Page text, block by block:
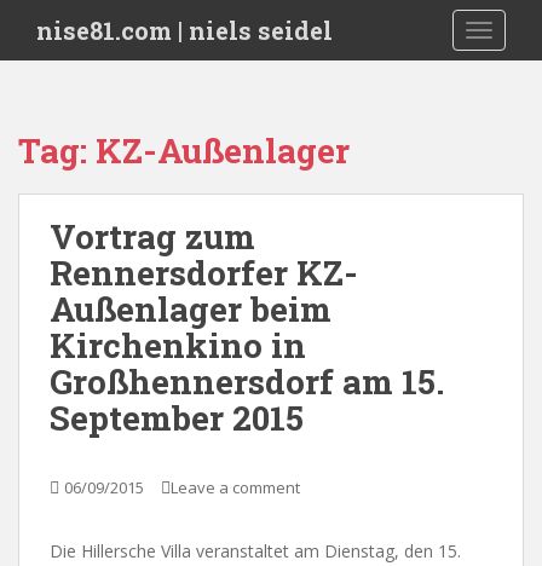
i
nise81.com | niels seidel
Tag: KZ-Außenlager
Vortrag zum
Rennersdorfer KZ-
Außenlager beim
Kirchenkino in
Großhennersdorf am 15.
September 2015
06/09/2015 Leave a comment
Die Hillersche Villa veranstaltet am Dienstag, den 15.